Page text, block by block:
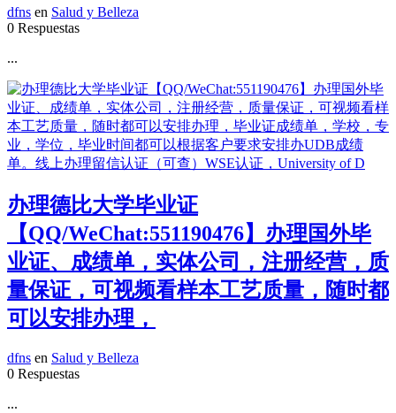
dfns en Salud y Belleza
0 Respuestas
...
办理德比大学毕业证
【QQ/WeChat:551190476】办理国外毕
业证、成绩单，实体公司，注册经营，质
量保证，可视频看样本工艺质量，随时都
可以安排办理，
dfns en Salud y Belleza
0 Respuestas
...